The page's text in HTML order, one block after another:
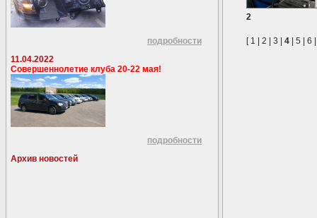
подробности
11.04.2022
Совершеннолетие клуба 20-22 мая!
подробности
Архив новостей
2
[ 1 2 3 4 5 6